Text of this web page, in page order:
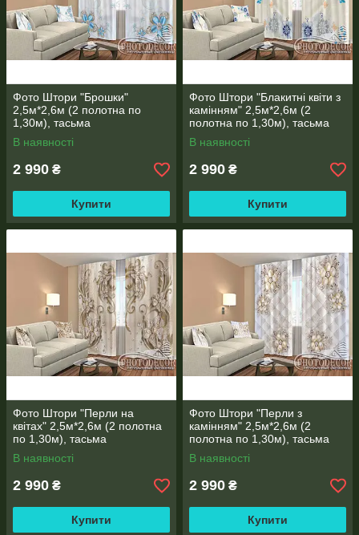
Фото Штори "Брошки"
2,5м*2,6м (2 полотна по
1,30м), тасьма
В наявності
2 990 ₴
Купити
Фото Штори "Блакитні квіти з
камінням" 2,5м*2,6м (2
полотна по 1,30м), тасьма
В наявності
2 990 ₴
Купити
Фото Штори "Перли на
квітах" 2,5м*2,6м (2 полотна
по 1,30м), тасьма
В наявності
2 990 ₴
Купити
Фото Штори "Перли з
камінням" 2,5м*2,6м (2
полотна по 1,30м), тасьма
В наявності
2 990 ₴
Купити